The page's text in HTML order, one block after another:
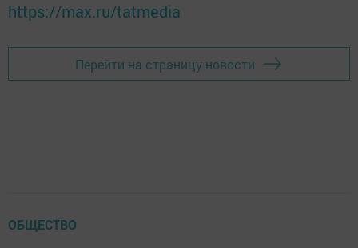
https://max.ru/tatmedia
Перейти на страницу новости
ОБЩЕСТВО